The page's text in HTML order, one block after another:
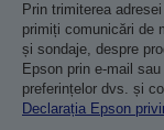
Prin trimiterea
primiți comunicări de
și sondaje, despre
Epson prin e-mail
preferințelor dvs. și
Declarația Epson